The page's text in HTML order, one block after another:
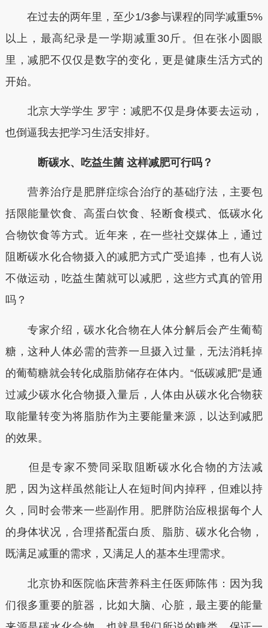
在过去的两年里，至少1/3参与课程的同学减重5%
以上，最高纪录是一学期减重30斤。但在张小圆眼
里，减肥不仅仅是数字的变化，更是健康生活方式的
开始。
北京大学学生 罗宇：减肥不仅是身体要去运动，
也倒逼我去把学习生活安排好。
断碳水、吃益生菌 这样减肥可行吗？
营养治疗是肥胖症综合治疗的基础疗法，主要包
括限能量饮食、高蛋白饮食、轻断食模式、低碳水化
合物饮食等方式。近年来，在一些社交媒体上，通过
阻断碳水化合物摄入的减肥方式广受追捧，也有人说
不做运动，吃益生菌就可以减肥，这些方式真的管用
吗？
专家介绍，碳水化合物在人体分解后会产生葡萄
糖，这种人体必需的营养一旦摄入过量，无法消耗掉
的葡萄糖就会转化成脂肪储存在体内。“低碳减肥”是通
过减少碳水化合物摄入量后，人体由从碳水化合物获
取能量转变为将脂肪作为主要能量来源，以达到减肥
的效果。
但是专家不赞同采取阻断碳水化合物的方法减
肥，因为这样虽然能让人在短时间内掉秤，但难以持
久，同时会带来一些副作用。肥胖防治应根据每个人
的身体状况，合理搭配蛋白质、脂肪、碳水化合物，
既满足减重的需求，又满足人的基本生理需求。
北京协和医院临床营养科主任医师陈伟：因为我
们很多重要的脏器，比如大脑、心脏，最主要的能量